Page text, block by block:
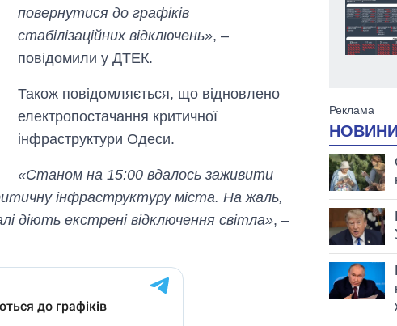
повернутися до графіків
стабілізаційних відключень», –
повідомили у ДТЕК.
Також повідомляється, що відновлено
електропостачання критичної
інфраструктури Одеси.
«Станом на 15:00 вдалось заживити
інфраструктуру міста. На жаль,
діють екстрені відключення світла», –
великої війни